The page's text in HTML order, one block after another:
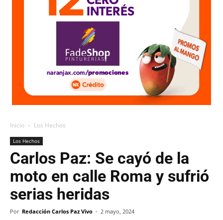
Inicio Los Hechos
Los Hechos
Carlos Paz: Se cayó de la
moto en calle Roma y sufrió
serias heridas
Por Redacción Carlos Paz Vivo - 2 mayo, 2024